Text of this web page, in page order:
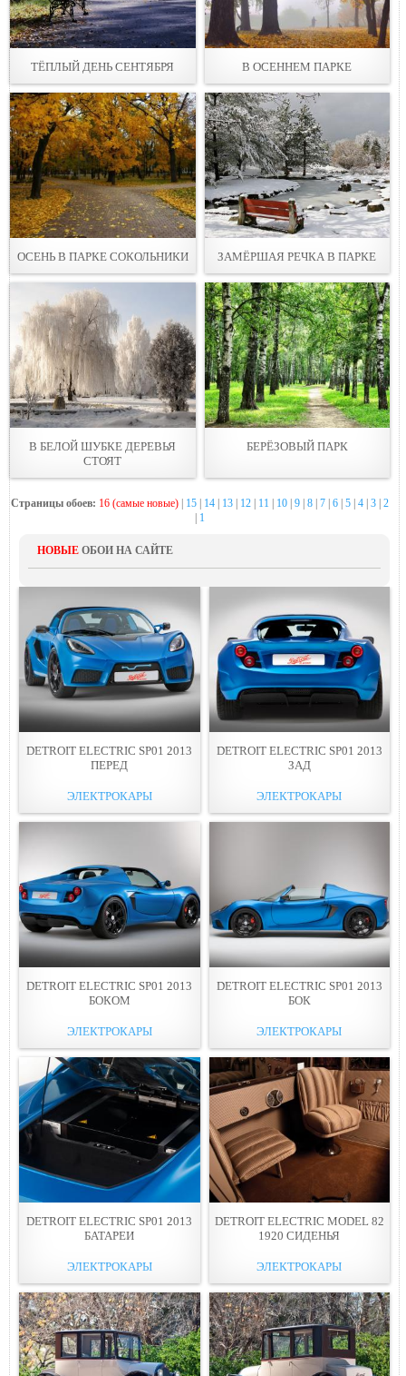
ТЁПЛЫЙ ДЕНЬ СЕНТЯБРЯ В ОСЕННЕМ ПАРКЕ
ОСЕНЬ В ПАРКЕ СОКОЛЬНИКИ ЗАМЁРШАЯ РЕЧКА В ПАРКЕ
В БЕЛОЙ ШУБКЕ ДЕРЕВЬЯ
СТОЯТ
БЕРЁЗОВЫЙ ПАРК
Страницы обоев: 16 (самые новые) 15 14 13 12 11 10 9 8 7 6 5 4 3 2
1
НОВЫЕ ОБОИ НА САЙТЕ
DETROIT ELECTRIC SP01 2013
ПЕРЕД
ЭЛЕКТРОКАРЫ
DETROIT ELECTRIC SP01 2013
ЗАД
ЭЛЕКТРОКАРЫ
DETROIT ELECTRIC SP01 2013
БОКОМ
ЭЛЕКТРОКАРЫ
DETROIT ELECTRIC SP01 2013
БОК
ЭЛЕКТРОКАРЫ
DETROIT ELECTRIC SP01 2013
БАТАРЕИ
ЭЛЕКТРОКАРЫ
DETROIT ELECTRIC MODEL 82
1920 СИДЕНЬЯ
ЭЛЕКТРОКАРЫ